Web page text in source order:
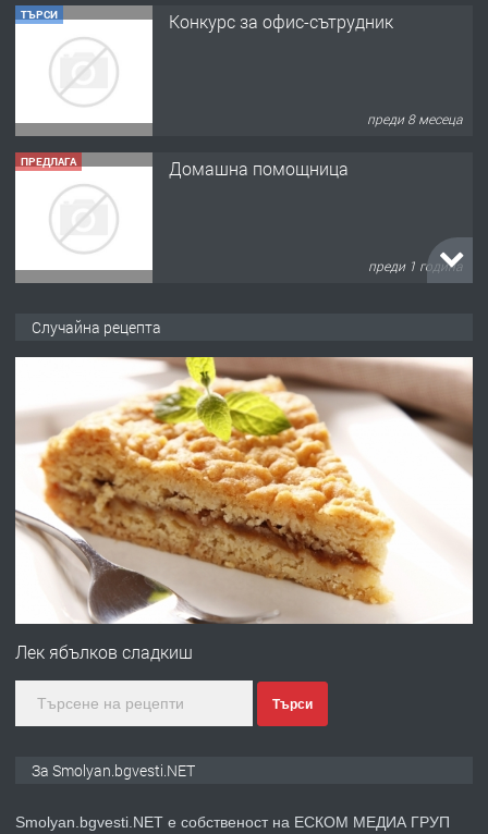
ТЪРСИ Конкурс за офис-сътрудник
преди 8 месеца
ПРЕДЛАГА Домашна помощница
преди 1 година
преди 2 години
ПРЕДЛАГА
УДЪЛЖАВАНЕ НА ЧОВЕШКИЯТ
ЖИВОТ И ПОДОБРЯВАНЕ НА
НЕГОВОТО КАЧЕСТВО
преди 2 години
ПРЕДЛАГА Имот в Северна Гърция, до Кавала
Случайна рецепта
Лек ябълков сладкиш
Търси
За Smolyan.bgvesti.NET
Smolyan.bgvesti.NET е собственост на ЕСКОМ МЕДИА ГРУП